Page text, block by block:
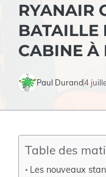
RYANAIR
BATAILLE
CABINE À
Paul Durand4
Table des
Les nouveaux